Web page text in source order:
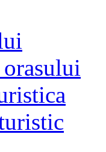
orasului